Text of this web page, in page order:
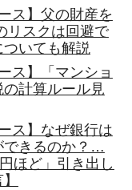
ス】父の財産を
リスクは回避で
いても解説
ス】「マンショ
計算ルール見
ス】なぜ銀行は
できるのか？…
ほど」引き出し